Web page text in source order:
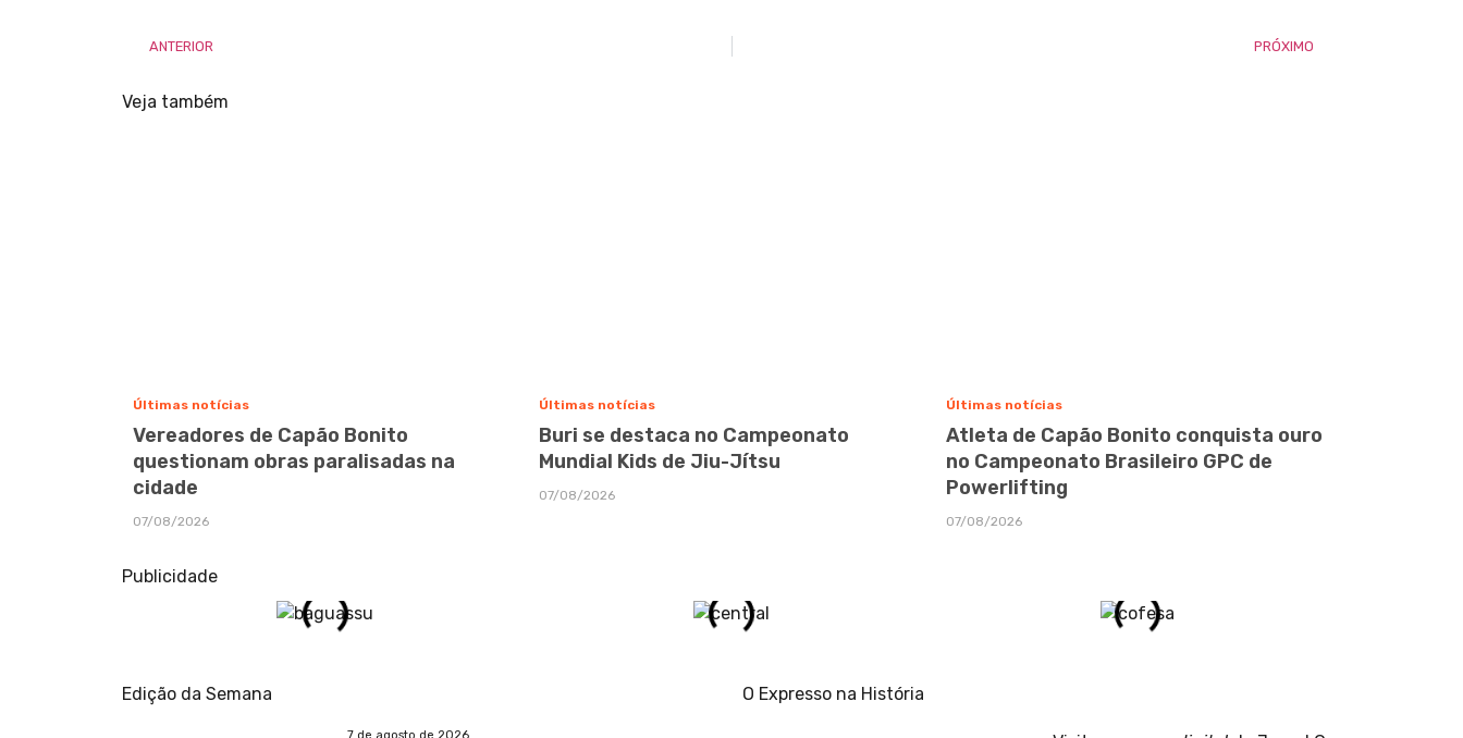
ANTERIOR PRÓXIMO
Veja também
Últimas notícias
Vereadores de Capão Bonito
questionam obras paralisadas na
cidade
07/08/2026
Últimas notícias
Buri se destaca no Campeonato
Mundial Kids de Jiu-Jítsu
07/08/2026
Últimas notícias
Atleta de Capão Bonito conquista ouro
no Campeonato Brasileiro GPC de
Powerlifting
07/08/2026
Publicidade
Edição da Semana O Expresso na História